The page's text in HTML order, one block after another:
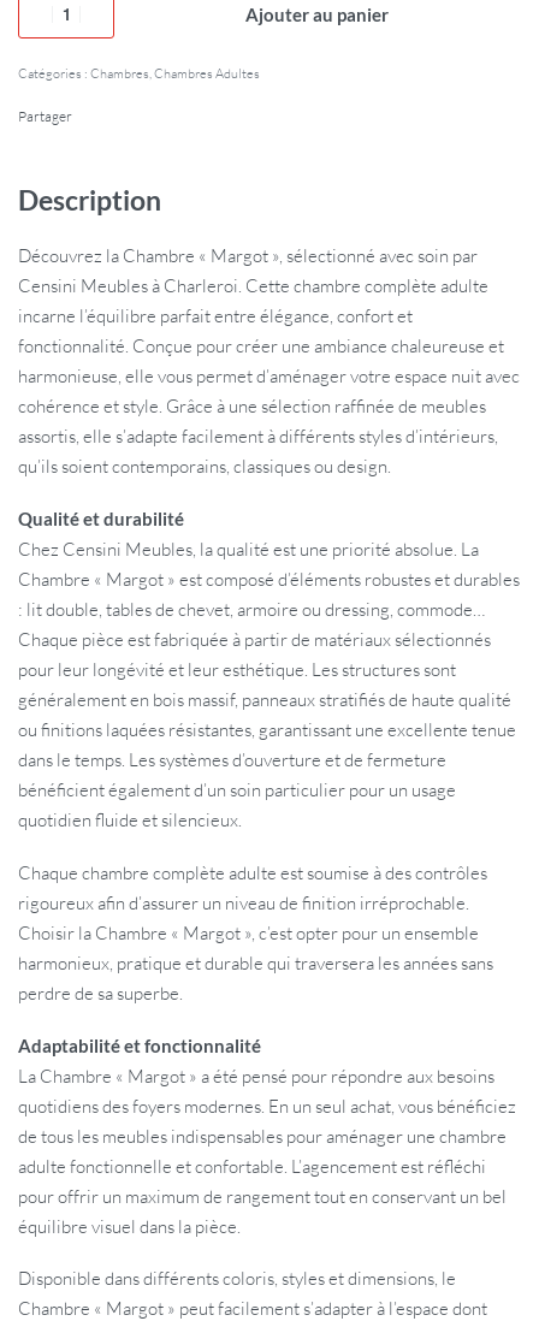
Ajouter au panier
Catégories : Chambres Chambres Adultes
Partager
Description
Découvrez la Chambre « Margot », sélectionné avec soin par
Censini Meubles à Charleroi. Cette chambre complète adulte
incarne l’équilibre parfait entre élégance, confort et
fonctionnalité. Conçue pour créer une ambiance chaleureuse et
harmonieuse, elle vous permet d’aménager votre espace nuit avec
cohérence et style. Grâce à une sélection raffinée de meubles
assortis, elle s’adapte facilement à différents styles d’intérieurs,
qu’ils soient contemporains, classiques ou design.
Qualité et durabilité
Chez Censini Meubles, la qualité est une priorité absolue. La
Chambre « Margot » est composé d’éléments robustes et durables
: lit double, tables de chevet, armoire ou dressing, commode…
Chaque pièce est fabriquée à partir de matériaux sélectionnés
pour leur longévité et leur esthétique. Les structures sont
généralement en bois massif, panneaux stratifiés de haute qualité
ou finitions laquées résistantes, garantissant une excellente tenue
dans le temps. Les systèmes d’ouverture et de fermeture
bénéficient également d’un soin particulier pour un usage
quotidien fluide et silencieux.
Chaque chambre complète adulte est soumise à des contrôles
rigoureux afin d’assurer un niveau de finition irréprochable.
Choisir la Chambre « Margot », c’est opter pour un ensemble
harmonieux, pratique et durable qui traversera les années sans
perdre de sa superbe.
Adaptabilité et fonctionnalité
La Chambre « Margot » a été pensé pour répondre aux besoins
quotidiens des foyers modernes. En un seul achat, vous bénéficiez
de tous les meubles indispensables pour aménager une chambre
adulte fonctionnelle et confortable. L’agencement est réfléchi
pour offrir un maximum de rangement tout en conservant un bel
équilibre visuel dans la pièce.
Disponible dans différents coloris, styles et dimensions, le
Chambre « Margot » peut facilement s’adapter à l’espace dont